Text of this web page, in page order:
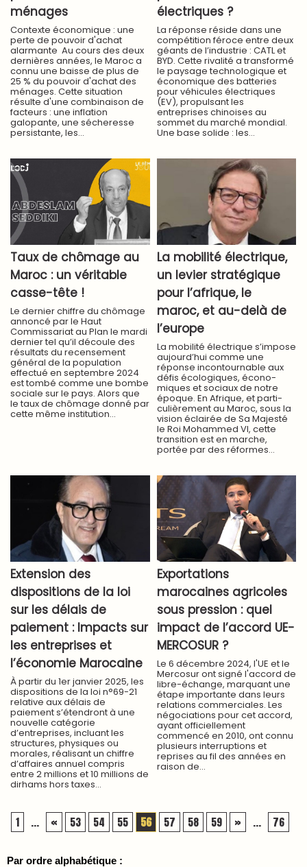
ménages
Contexte économique : une
perte de pouvoir d'achat
alarmante Au cours des deux
dernières années, le Maroc a
connu une baisse de plus de
25 % du pouvoir d'achat des
ménages. Cette situation
résulte d'une combinaison de
facteurs : une inflation
galopante, une sécheresse
persistante, les...
électriques ?
La réponse réside dans une
compétition féroce entre deux
géants de l’industrie : CATL et
BYD. Cette rivalité a transformé
le paysage technologique et
économique des batteries
pour véhicules électriques
(EV), propulsant les
entreprises chinoises au
sommet du marché mondial.
Une base solide : les...
Taux de chômage au
Maroc : un véritable
casse-tête !
Le dernier chiffre du chômage
annoncé par le Haut
Commissariat au Plan le mardi
dernier tel qu’il découle des
résultats du recensement
général de la population
effectué en septembre 2024
est tombé comme une bombe
sociale sur le pays. Alors que
le taux de chômage donné par
cette même institution...
La mobilité électrique,
un levier stratégique
pour l’afrique, le
maroc, et au-delà de
l’europe
La mobilité électrique s’impose
aujourd’hui comme une
réponse incontournable aux
défis écologiques, écono-
miques et sociaux de notre
époque. En Afrique, et parti-
culièrement au Maroc, sous la
vision éclairée de Sa Majesté
le Roi Mohammed VI, cette
transition est en marche,
portée par des réformes...
Extension des
dispositions de la loi
sur les délais de
paiement : Impacts sur
les entreprises et
l’économie Marocaine
À partir du 1er janvier 2025, les
dispositions de la loi n°69-21
relative aux délais de
paiement s’étendront à une
nouvelle catégorie
d’entreprises, incluant les
structures, physiques ou
morales, réalisant un chiffre
d’affaires annuel compris
entre 2 millions et 10 millions de
dirhams hors taxes...
Exportations
marocaines agricoles
sous pression : quel
impact de l’accord UE-
MERCOSUR ?
Le 6 décembre 2024, l'UE et le
Mercosur ont signé l'accord de
libre-échange, marquant une
étape importante dans leurs
relations commerciales. Les
négociations pour cet accord,
ayant officiellement
commencé en 2010, ont connu
plusieurs interruptions et
reprises au fil des années en
raison de...
1 ... « 53 54 55 56 57 58 59 » ... 76
Par ordre alphabétique :